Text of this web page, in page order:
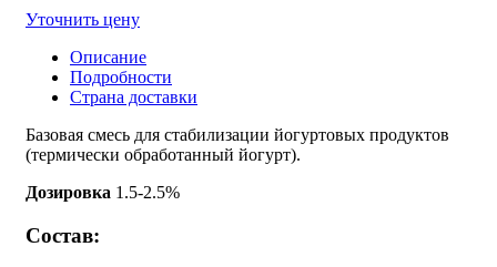
Уточнить цену
Описание
Подробности
Страна доставки
Базовая смесь для стабилизации йогуртовых продуктов
(термически обработанный йогурт).
Дозировка 1.5-2.5%
Состав: